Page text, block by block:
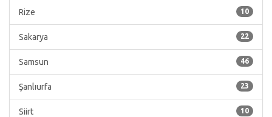
10
Rize
22
Sakarya
46
Samsun
23
Şanlıurfa
10
Siirt